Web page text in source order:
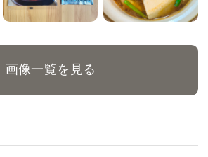
画像一覧を見る